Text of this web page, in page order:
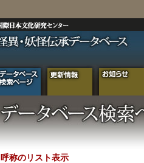
呼称のリスト表示